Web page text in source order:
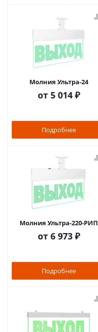
Молния Ультра-24
от 5 014 ₽
Подробнее
Молния Ультра-220-РИП
от 6 973 ₽
Подробнее